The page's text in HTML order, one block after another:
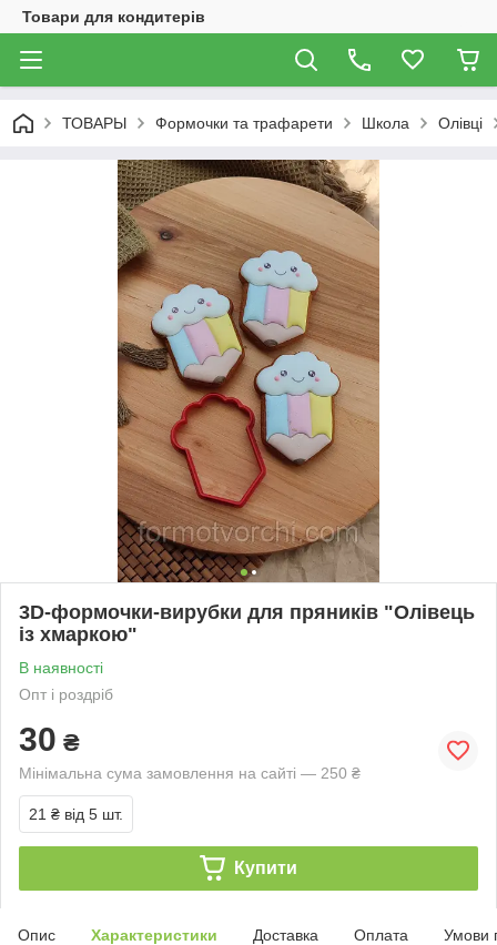
Товари для кондитерів
ТОВАРЫ Формочки та трафарети Школа Олівці
3D-формочки-вирубки для пряників "Олівець
із хмаркою"
В наявності
Опт і роздріб
30 ₴
Мінімальна сума замовлення на сайті — 250 ₴
21 ₴ від 5 шт.
Купити
Опис Характеристики Доставка Оплата Умови